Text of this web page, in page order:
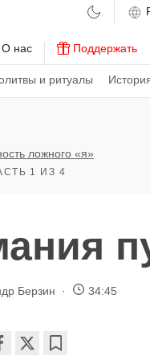
и ритуалы
О нас Поддержать
ложного «я»
1 ИЗ 4
Берзин 34:45